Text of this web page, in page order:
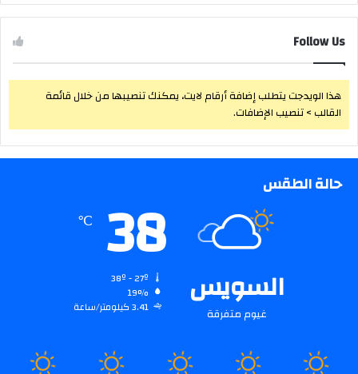
Follow Us
هذا الويدجت يتطلب إضافة أرقام لايت، يمكنك تنصيبها من خلال قائمة
القالب > تنصيب الإضافات.
حالة الطقس
السويس
غيوم متفرقة
38
℃
19%
3.41 كيلومتر/ساعة